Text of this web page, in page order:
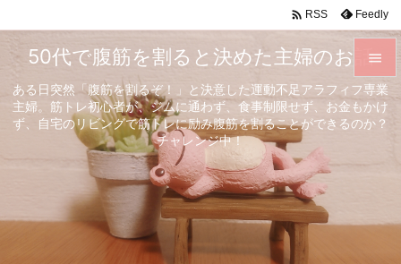
50代で腹筋を割ると決めた主婦のお話
ある日突然「腹筋を割るぞ！」と決意した運動不足アラフィフ専業
主婦。筋トレ初心者が、ジムに通わず、食事制限せず、お金もかけ
ず、自宅のリビングで筋トレに励み腹筋を割ることができるのか？
チャレンジ中！


メニュ
 RSS Feedly